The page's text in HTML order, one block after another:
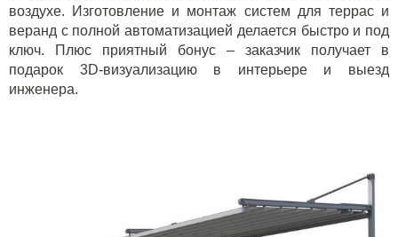
воздухе. Изготовление и монтаж систем для террас и
веранд с полной автоматизацией делается быстро и под
ключ. Плюс приятный бонус – заказчик получает в
подарок 3D-визуализацию в интерьере и выезд
инженера.